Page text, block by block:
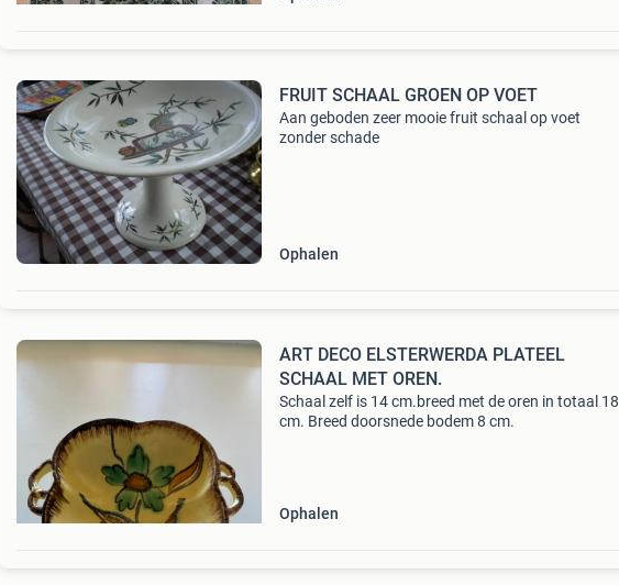
FRUIT SCHAAL GROEN OP VOET
Aan geboden zeer mooie fruit schaal op voet
zonder schade
Ophalen
ART DECO ELSTERWERDA PLATEEL
SCHAAL MET OREN.
Schaal zelf is 14 cm.breed met de oren in totaal 18
cm. Breed doorsnede bodem 8 cm.
Ophalen